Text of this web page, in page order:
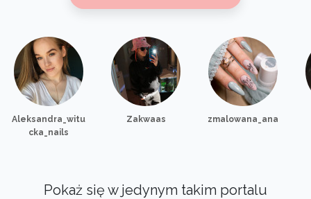
Aleksandra_witu
cka_nails
Zakwaas zmalowana_ana
Pokaż się w jedynym takim portalu